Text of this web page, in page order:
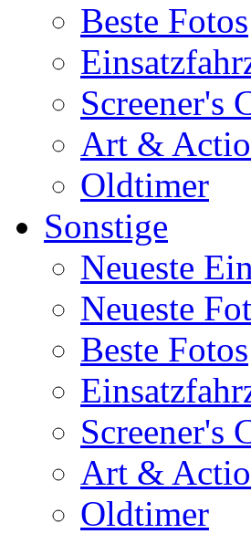
Beste Fotos
Screener's
Art &
Oldtimer
Sonstige
Neueste
Neueste
Beste Fotos
Screener's
Art &
Oldtimer